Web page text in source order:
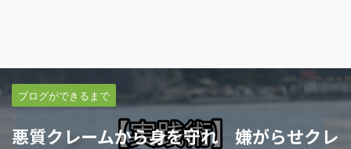
ブログができるまで
悪質クレームから身を守れ 嫌がらせクレ